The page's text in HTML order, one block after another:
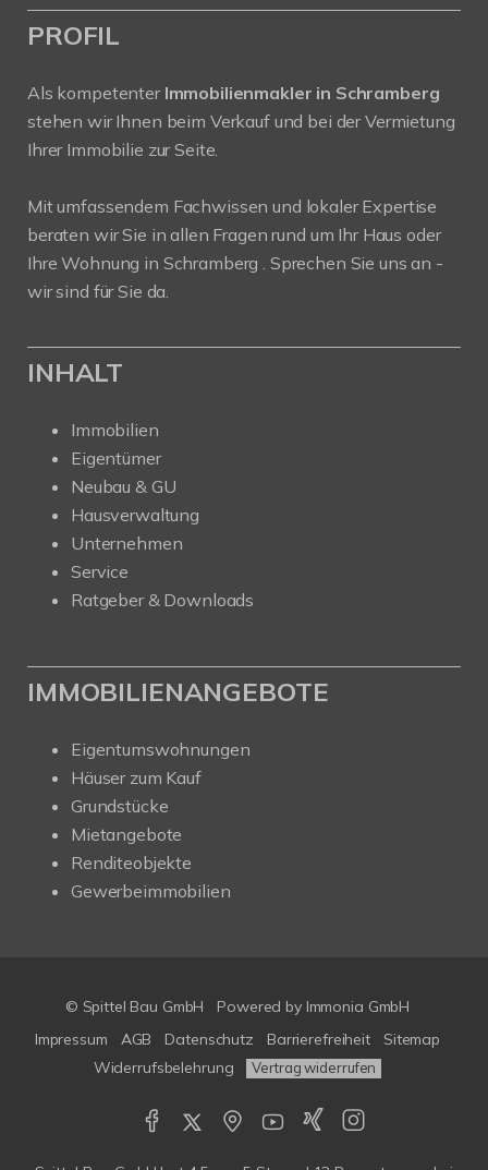
PROFIL
Als kompetenter Immobilienmakler in Schramberg
stehen wir Ihnen beim Verkauf und bei der Vermietung
Ihrer Immobilie zur Seite.
Mit umfassendem Fachwissen und lokaler Expertise
beraten wir Sie in allen Fragen rund um Ihr Haus oder
Ihre Wohnung in Schramberg . Sprechen Sie uns an -
wir sind für Sie da.
INHALT
Immobilien
Eigentümer
Neubau & GU
Hausverwaltung
Unternehmen
Service
Ratgeber & Downloads
IMMOBILIENANGEBOTE
Eigentumswohnungen
Häuser zum Kauf
Grundstücke
Mietangebote
Renditeobjekte
Gewerbeimmobilien
© Spittel Bau GmbH Powered by Immonia GmbH
Impressum
AGB Datenschutz Barrierefreiheit
Sitemap
Widerrufsbelehrung
Vertrag widerrufen